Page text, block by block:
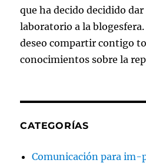
que ha decido decidido
laboratorio a la
deseo compartir contigo
conocimientos sobre la
CATEGORÍAS
Comunicación para im-